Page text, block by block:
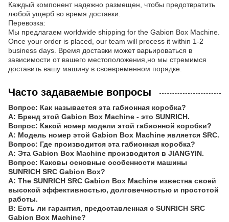
Каждый компонент надежно размещен, чтобы предотвратить
любой ущерб во время доставки.
Перевозка:
Мы предлагаем worldwide shipping for the Gabion Box Machine.
Once your order is placed, our team will process it within 1-2
business days. Время доставки может варьироваться в
зависимости от вашего местоположения,но мы стремимся
доставить вашу машину в своевременном порядке.
Часто задаваемые вопросы
Вопрос: Как называется эта габионная коробка?
A: Бренд этой Gabion Box Machine - это SUNRICH.
Вопрос: Какой номер модели этой габионной коробки?
A: Модель номер этой Gabion Box Machine является SRC.
Вопрос: Где производится эта габионная коробка?
A: Эта Gabion Box Machine производится в JIANGYIN.
Вопрос: Каковы основные особенности машины
SUNRICH SRC Gabion Box?
A: The SUNRICH SRC Gabion Box Machine известна своей
высокой эффективностью, долговечностью и простотой
работы.
В: Есть ли гарантия, предоставленная с SUNRICH SRC
Gabion Box Machine?